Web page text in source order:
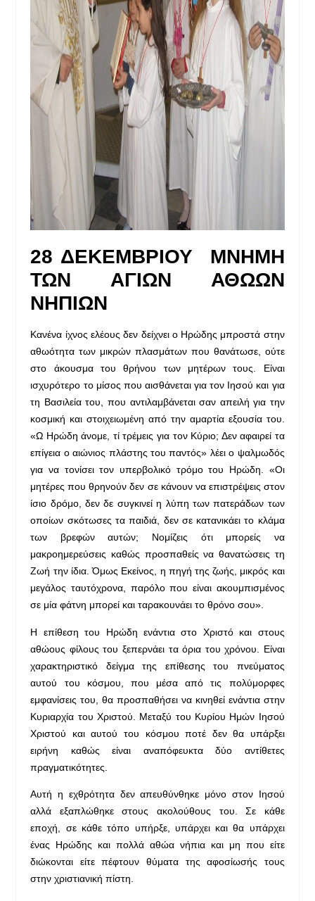
28 ΔΕΚΕΜΒΡΙΟΥ ΜΝΗΜΗ
ΤΩΝ ΑΓΙΩΝ ΑΘΩΩΝ
ΝΗΠΙΩΝ
Κανένα ίχνος ελέους δεν δείχνει ο Ηρώδης μπροστά στην
αθωότητα των μικρών πλασμάτων που θανάτωσε, ούτε
στο άκουσμα του θρήνου των μητέρων τους. Είναι
ισχυρότερο το μίσος που αισθάνεται για τον Ιησού και για
τη Βασιλεία του, που αντιλαμβάνεται σαν απειλή για την
κοσμική και στοιχειωμένη από την αμαρτία εξουσία του.
«Ω Ηρώδη άνομε, τί τρέμεις για τον Κύριο; Δεν αφαιρεί τα
επίγεια ο αιώνιος πλάστης του παντός» λέει ο ψαλμωδός
για να τονίσει τον υπερβολικό τρόμο του Ηρώδη. «Οι
μητέρες που θρηνούν δεν σε κάνουν να επιστρέψεις στον
ίσιο δρόμο, δεν δε συγκινεί η λύπη των πατεράδων των
οποίων σκότωσες τα παιδιά, δεν σε κατανικάει το κλάμα
των βρεφών αυτών; Νομίζεις ότι μπορείς να
μακροημερεύσεις καθώς προσπαθείς να θανατώσεις τη
Ζωή την ίδια. Όμως Εκείνος, η πηγή της ζωής, μικρός και
μεγάλος ταυτόχρονα, παρόλο που είναι ακουμπισμένος
σε μία φάτνη μπορεί και ταρακουνάει το θρόνο σου».
Η επίθεση του Ηρώδη ενάντια στο Χριστό και στους
αθώους φίλους του ξεπερνάει τα όρια του χρόνου. Είναι
χαρακτηριστικό δείγμα της επίθεσης του πνεύματος
αυτού του κόσμου, που μέσα από τις πολύμορφες
εμφανίσεις του, θα προσπαθήσει να κινηθεί ενάντια στην
Κυριαρχία του Χριστού. Μεταξύ του Κυρίου Ημών Ιησού
Χριστού και αυτού του κόσμου ποτέ δεν θα υπάρξει
ειρήνη καθώς είναι αναπόφευκτα δύο αντίθετες
πραγματικότητες.
Αυτή η εχθρότητα δεν απευθύνθηκε μόνο στον Ιησού
αλλά εξαπλώθηκε στους ακολούθους του. Σε κάθε
εποχή, σε κάθε τόπο υπήρξε, υπάρχει και θα υπάρχει
ένας Ηρώδης και πολλά αθώα νήπια και μη που είτε
διώκονται είτε πέφτουν θύματα της αφοσίωσής τους
στην χριστιανική πίστη.